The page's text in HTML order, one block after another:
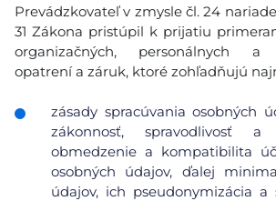
Prevádzkovateľ v zmysle čl. 24
31 Zákona pristúpil k prijatiu
organizačných, personálnych a
opatrení a záruk, ktoré zohľadňujú
zásady spracúvania osobných
zákonnosť, spravodlivosť a
obmedzenie a kompatibilita
osobných údajov, ďalej
údajov, ich pseudonymizácia a